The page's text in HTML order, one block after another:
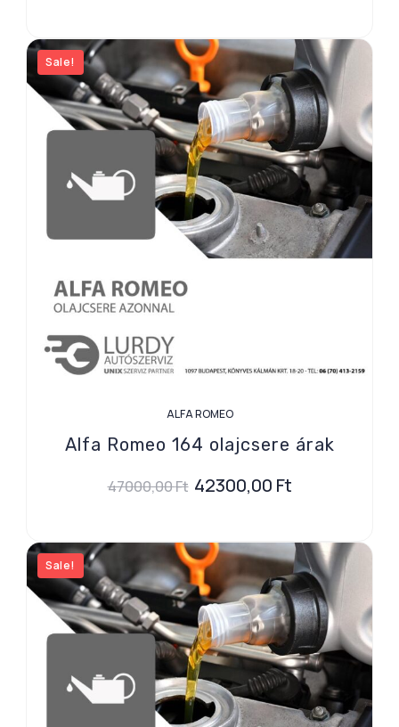
Sale!
ALFA ROMEO
Alfa Romeo 164 olajcsere árak
47000,00Ft 42300,00 Ft
Sale!